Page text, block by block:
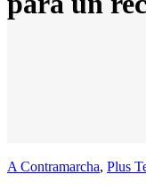
A Contramarcha, Plus